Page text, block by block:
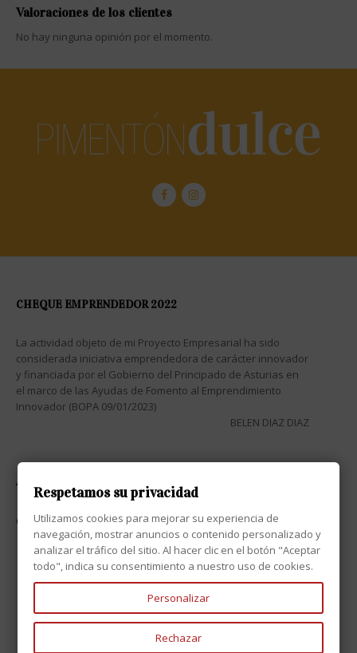
Valoraciones de los clientes
No hay ninguna opinión por el momento.
CHEQUE EMPRENDEDOR 2022
La actividad objeto de mi Proyecto Empresarial ha sido
considerada iniciativa emprendedora de carácter innovador
y financiada por el Gobierno del Principado de Asturias en
el marco de las Ayudas de Fomento al Emprendimiento
Innovador (BOPA 09/01/2023)
BELEN DIAZ DIAZ
ATENCIÓN AL CLIENTE
CONTACTO
Respetamos su privacidad
Utilizamos cookies para mejorar su experiencia de
navegación, mostrar anuncios o contenido personalizado y
analizar el tráfico del sitio. Al hacer clic en el botón "Aceptar
todo", indica su consentimiento a nuestro uso de cookies.
Personalizar
Rechazar